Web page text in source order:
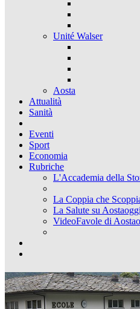
Unité Walser
Aosta
Attualità
Sanità
Eventi
Sport
Economia
Rubriche
L'Accademia della
La Coppia che
La Salute su
VideoFavole di